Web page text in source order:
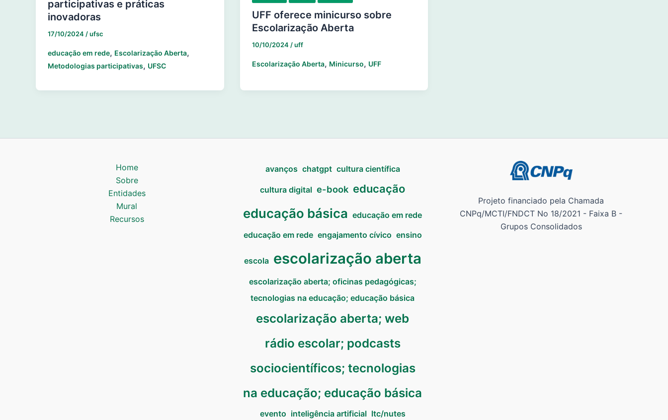
participativas e práticas
inovadoras
17/10/2024 /ufsc
educação em rede, Escolarização Aberta,
Metodologias participativas, UFSC
UFF oferece minicurso sobre
Escolarização Aberta
10/10/2024 /uff
Escolarização Aberta, Minicurso, UFF
Home
Sobre
Entidades
Mural
Recursos
avanços chatgpt cultura científica
cultura digital e-book educação
educação básica educação em rede
educação em rede engajamento cívico ensino
escola escolarização aberta
escolarização aberta; oficinas pedagógicas;
tecnologias na educação; educação básica
escolarização aberta; web
rádio escolar; podcasts
sociocientíficos; tecnologias
na educação; educação básica
evento inteligência artificial ltc/nutes
Projeto financiado pela Chamada
CNPq/MCTI/FNDCT No 18/2021 - Faixa B -
Grupos Consolidados